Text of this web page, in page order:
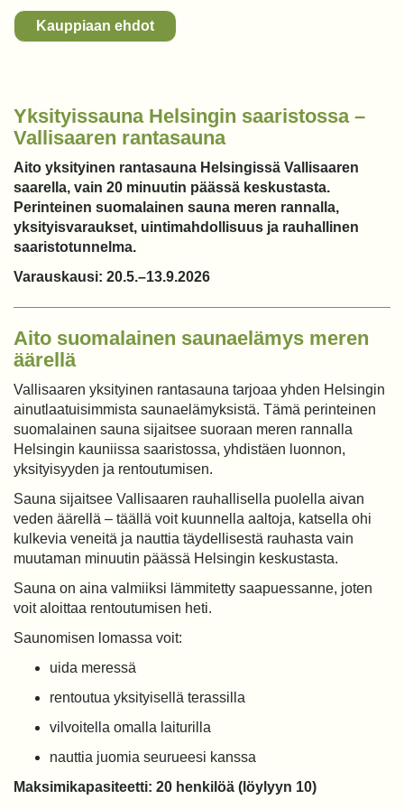
Kauppiaan ehdot
Yksityissauna Helsingin saaristossa –
Vallisaaren rantasauna
Aito yksityinen rantasauna Helsingissä Vallisaaren
saarella, vain 20 minuutin päässä keskustasta.
Perinteinen suomalainen sauna meren rannalla,
yksityisvaraukset, uintimahdollisuus ja rauhallinen
saaristotunnelma.
Varauskausi: 20.5.–13.9.2026
Aito suomalainen saunaelämys meren
äärellä
Vallisaaren yksityinen rantasauna tarjoaa yhden Helsingin
ainutlaatuisimmista saunaelämyksistä. Tämä perinteinen
suomalainen sauna sijaitsee suoraan meren rannalla
Helsingin kauniissa saaristossa, yhdistäen luonnon,
yksityisyyden ja rentoutumisen.
Sauna sijaitsee Vallisaaren rauhallisella puolella aivan
veden äärellä – täällä voit kuunnella aaltoja, katsella ohi
kulkevia veneitä ja nauttia täydellisestä rauhasta vain
muutaman minuutin päässä Helsingin keskustasta.
Sauna on aina valmiiksi lämmitetty saapuessanne, joten
voit aloittaa rentoutumisen heti.
Saunomisen lomassa voit:
uida meressä
rentoutua yksityisellä terassilla
vilvoitella omalla laiturilla
nauttia juomia seurueesi kanssa
Maksimikapasiteetti: 20 henkilöä (löylyyn 10)